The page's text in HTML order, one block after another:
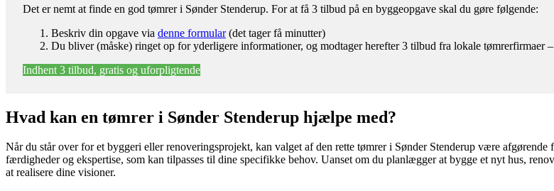
Det er nemt at finde en god tømrer i Sønder Stenderup. For at få 3 tilbud på en byggeopgave skal du gøre følgende:
Beskriv din opgave via denne formular(det tager få minutter)
Du bliver (måske) ringet op for yderligere informationer, og modtager herefter 3 tilbud fra lokale tømrerfirmaer
Indhent 3 tilbud, gratis og uforpligtende
Hvad kan en tømrer i Sønder Stenderup hjælpe med?
Når du står over for et byggeri eller renoveringsprojekt, kan valget af den rette tømrer i Sønder Stenderup være
færdigheder og ekspertise, som kan tilpasses til dine specifikke behov. Uanset om du planlægger at bygge et nyt hus,
at realisere dine visioner.